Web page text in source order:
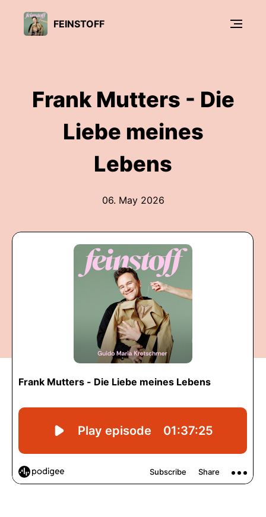
FEINSTOFF
Frank Mutters - Die
Liebe meines
Lebens
06. May 2026